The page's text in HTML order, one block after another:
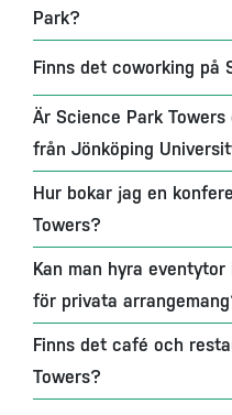
Park?
Finns det coworking på
Är Science Park
från Jönköping
Hur bokar jag en
Towers?
Kan man hyra
för privata
Finns det café och
Towers?